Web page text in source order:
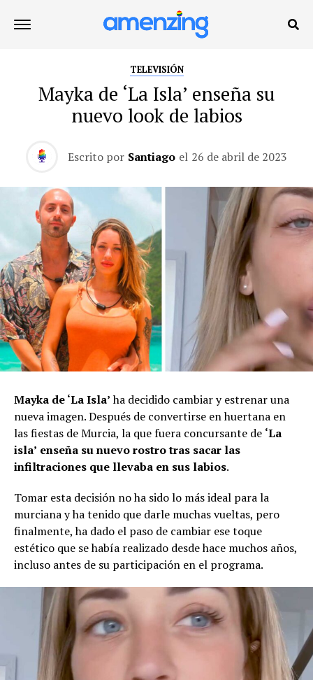
TELEVISIÓN
Mayka de ‘La Isla’ enseña su
nuevo look de labios
Escrito por Santiago el 26 de abril de 2023
Mayka de ‘La Isla’ha decidido cambiar y estrenar una
nueva imagen. Después de convertirse en huertana en
las fiestas de Murcia, la que fuera concursante de ‘La
isla’ enseña su nuevo rostro tras sacar las
infiltraciones que llevaba en sus labios.
Tomar esta decisión no ha sido lo más ideal para la
murciana y ha tenido que darle muchas vueltas, pero
finalmente, ha dado el paso de cambiar ese toque
estético que se había realizado desde hace muchos años,
incluso antes de su participación en el programa.